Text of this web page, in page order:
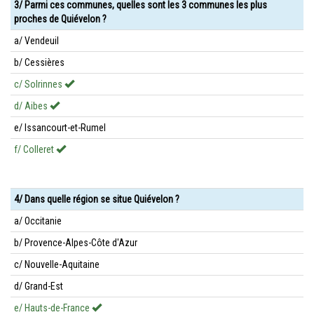
3/ Parmi ces communes, quelles sont les 3 communes les plus
proches de Quiévelon ?
a/ Vendeuil
b/ Cessières
c/ Solrinnes
d/ Aibes
e/ Issancourt-et-Rumel
f/ Colleret
4/ Dans quelle région se situe Quiévelon ?
a/ Occitanie
b/ Provence-Alpes-Côte d'Azur
c/ Nouvelle-Aquitaine
d/ Grand-Est
e/ Hauts-de-France